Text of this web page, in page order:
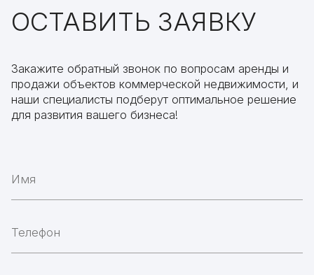
ОСТАВИТЬ ЗАЯВКУ
Закажите обратный звонок по вопросам аренды и
продажи объектов коммерческой недвижимости, и
наши специалисты подберут оптимальное решение
для развития вашего бизнеса!